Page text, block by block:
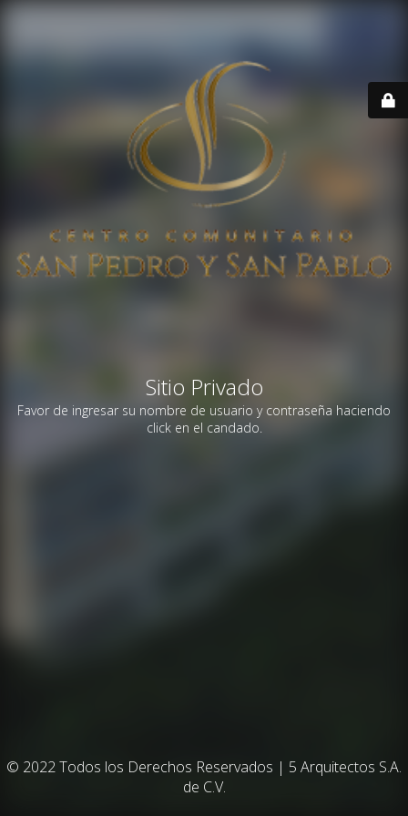
Sitio Privado
Favor de ingresar su nombre de usuario y contraseña haciendo
click en el candado.
© 2022 Todos los Derechos Reservados | 5 Arquitectos S.A.
de C.V.